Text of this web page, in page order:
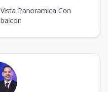
Vista Panoramica Con
balcon